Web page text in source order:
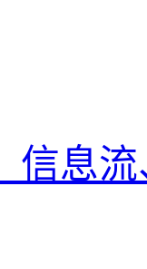
信息